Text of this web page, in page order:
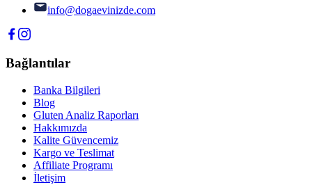
info@dogaevinizde.com
Bağlantılar
Banka Bilgileri
Blog
Gluten Analiz Raporları
Hakkımızda
Kalite Güvencemiz
Kargo ve Teslimat
Affiliate Programı
İletişim